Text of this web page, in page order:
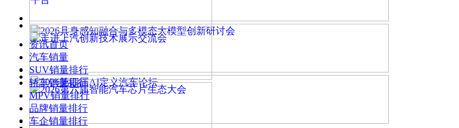
资讯首页
汽车销量
SUV销量排行
轿车销量排行
MPV销量排行
品牌销量排行
车企销量排行